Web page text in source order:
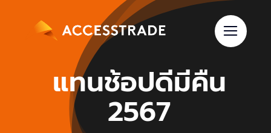
แทนช้อปดีมีคืน
2567